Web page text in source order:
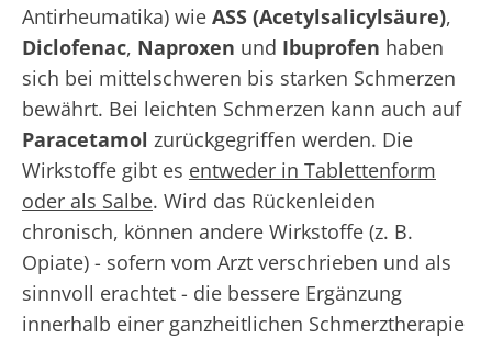
Antirheumatika) wie ASS (Acetylsalicylsäure),
Diclofenac, Naproxen und Ibuprofen haben
sich bei mittelschweren bis starken Schmerzen
bewährt. Bei leichten Schmerzen kann auch auf
Paracetamol zurückgegriffen werden. Die
Wirkstoffe gibt es entweder in Tablettenform
oder als Salbe. Wird das Rückenleiden
chronisch, können andere Wirkstoffe (z. B.
Opiate) - sofern vom Arzt verschrieben und als
sinnvoll erachtet - die bessere Ergänzung
innerhalb einer ganzheitlichen Schmerztherapie